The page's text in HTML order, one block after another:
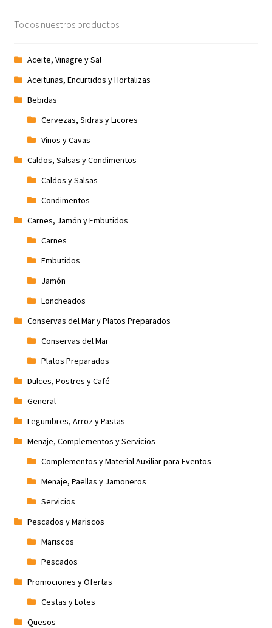
Promociones
Términos y condiciones
Tienda
Todos nuestros productos
Aceite, Vinagre y Sal
Aceitunas, Encurtidos y Hortalizas
Bebidas
Cervezas, Sidras y Licores
Vinos y Cavas
Caldos, Salsas y Condimentos
Caldos y Salsas
Condimentos
Carnes, Jamón y Embutidos
Carnes
Embutidos
Jamón
Loncheados
Conservas del Mar y Platos Preparados
Conservas del Mar
Platos Preparados
Dulces, Postres y Café
General
Legumbres, Arroz y Pastas
Menaje, Complementos y Servicios
Complementos y Material Auxiliar para Eventos
Menaje, Paellas y Jamoneros
Servicios
Pescados y Mariscos
Mariscos
Pescados
Promociones y Ofertas
Cestas y Lotes
Quesos